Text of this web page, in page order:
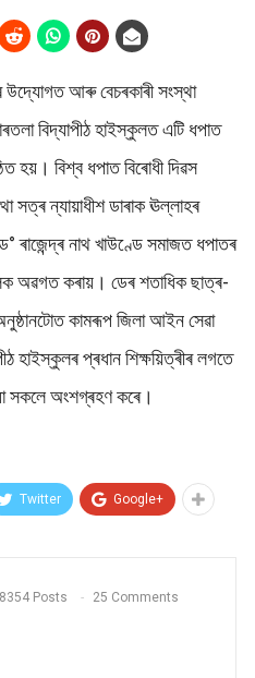
উদ্যোগত আৰু বেচৰকাৰী সংস্থা
বিদ্যাপীঠ হাইস্কুলত এটি ধপাত
হয়। বিশ্ব ধপাত বিৰোধী দিৱস
সত্ৰ ন্যায়াধীশ ডাৰাক ঊল্লাহৰ
ৰাজেন্দ্ৰ নাথ খাউণ্ডে সমাজত ধপাতৰ
অৱগত কৰায়। ডেৰ শতাধিক ছাত্ৰ-
কামৰূপ জিলা আইন সেৱা
হাইস্কুলৰ প্ৰধান শিক্ষয়িত্ৰীৰ লগতে
সকলে অংশগ্ৰহণ কৰে।
Twitter Google+
8354 Posts 25 Comments